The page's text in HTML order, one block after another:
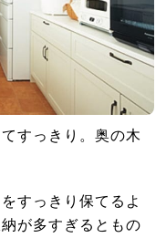
すっきり。奥の木
すっきり保てるよ
が多すぎるともの